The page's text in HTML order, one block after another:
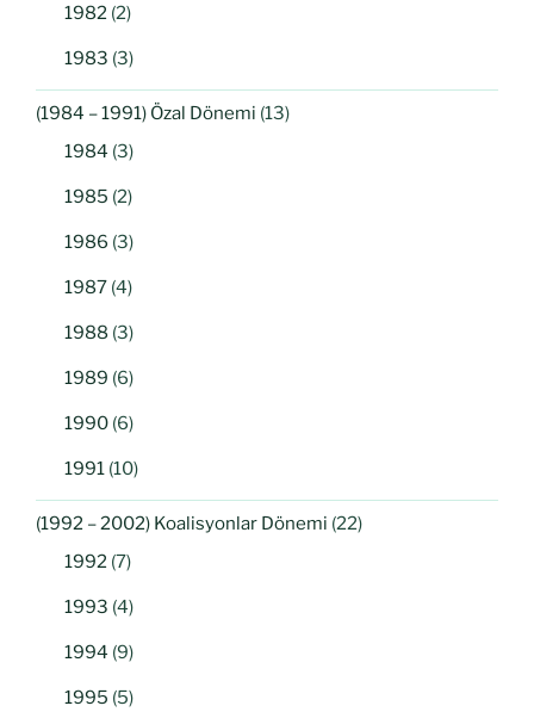
1982 (2)
1983 (3)
(1984 – 1991) Özal Dönemi (13)
1984 (3)
1985 (2)
1986 (3)
1987 (4)
1988 (3)
1989 (6)
1990 (6)
1991 (10)
(1992 – 2002) Koalisyonlar Dönemi (22)
1992 (7)
1993 (4)
1994 (9)
1995 (5)